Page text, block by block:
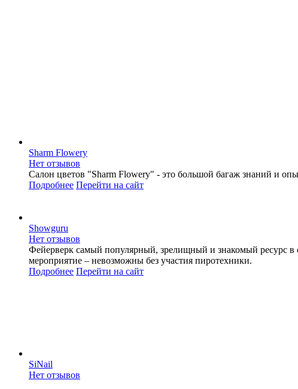
Sharm Flowery
Нет отзывов
Салон цветов "Sharm Flowery" - это большой багаж знаний и
Подробнее Перейти на сайт
Showguru
Нет отзывов
Фейерверк самый популярный, зрелищный и знакомый ресурс в
мероприятие – невозможны без участия пиротехники.
Подробнее Перейти на сайт
SiNail
Нет отзывов